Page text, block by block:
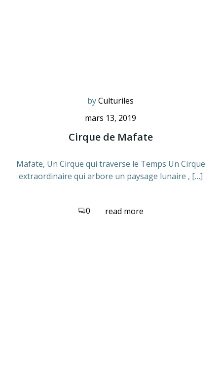
byCulturiles
mars 13, 2019
Cirque de Mafate
Mafate, Un Cirque qui traverse le Temps Un Cirque
extraordinaire qui arbore un paysage lunaire , […]
0 read more